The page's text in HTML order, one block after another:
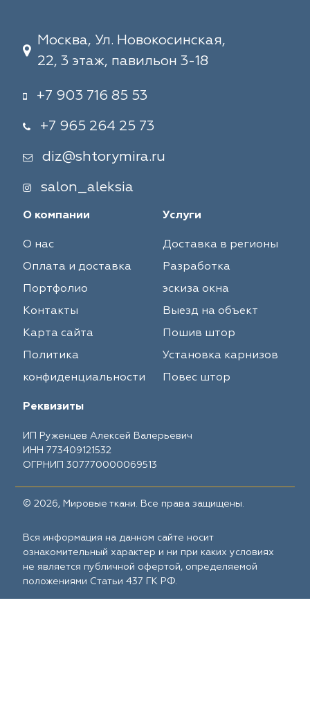
Москва, Ул. Новокосинская,
22, 3 этаж, павильон 3-18
+7 903 716 85 53
+7 965 264 25 73
diz@shtorymira.ru
salon_aleksia
О компании
О нас
Оплата и доставка
Портфолио
Контакты
Карта сайта
Политика
конфиденциальности
Услуги
Доставка в регионы
Разработка
эскиза окна
Выезд на объект
Пошив штор
Установка карнизов
Повес штор
Реквизиты
ИП Руженцев Алексей Валерьевич
ИНН 773409121532
ОГРНИП 307770000069513
© 2026, Мировые ткани. Все права защищены.
Вся информация на данном сайте носит
ознакомительный характер и ни при каких условиях
не является публичной офертой, определяемой
положениями Статьи 437 ГК РФ.